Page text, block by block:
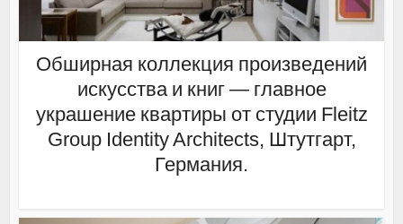
Обширная коллекция произведений
искусства и книг — главное
украшение квартиры от студии Fleitz
Group Identity Architects, Штутгарт,
Германия.